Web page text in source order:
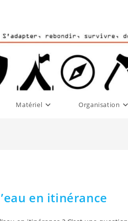
Matériel Organisation
en itinérance